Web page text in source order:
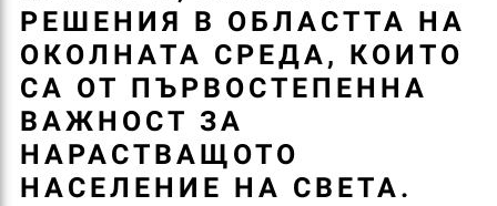
РЕШЕНИЯ В ОБЛАСТТА НА
ОКОЛНАТА СРЕДА, КОИТО
СА ОТ ПЪРВОСТЕПЕННА
ВАЖНОСТ ЗА
НАРАСТВАЩОТО
НАСЕЛЕНИЕ НА СВЕТА.